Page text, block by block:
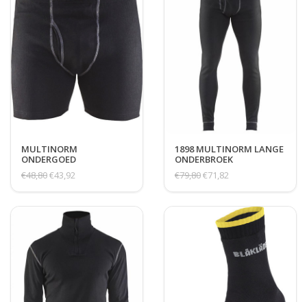
MULTINORM
ONDERGOED
€48,80€43,92
1898 MULTINORM LANGE
ONDERBROEK
€79,80€71,82